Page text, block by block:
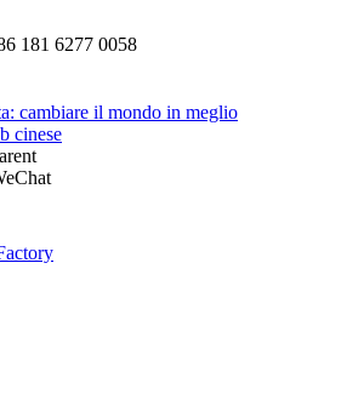
181 6277 0058
cambiare il mondo in meglio
cinese